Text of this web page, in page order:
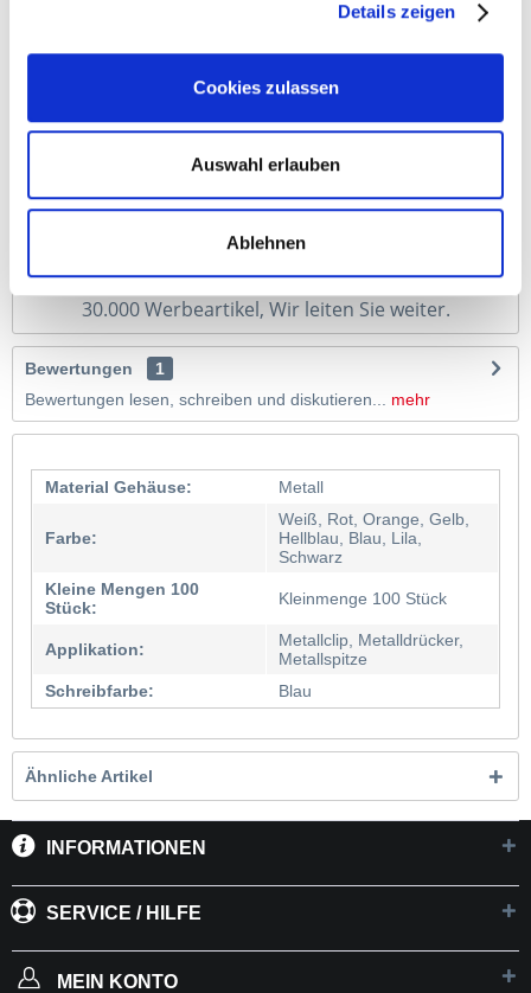
Details zeigen
Cookies zulassen
Auswahl erlauben
Ablehnen
Tassen, Taschen, Süßes, Nachhaltiges, Notizblöcke,
Schirme…
30.000 Werbeartikel, Wir leiten Sie weiter.
Bewertungen
1
Bewertungen lesen, schreiben und diskutieren...
mehr
Material Gehäuse: Metall
Farbe:
Weiß, Rot, Orange, Gelb,
Hellblau, Blau, Lila,
Schwarz
Kleine Mengen 100
Stück:
Kleinmenge 100 Stück
Applikation:
Metallclip, Metalldrücker,
Metallspitze
Schreibfarbe:
Blau
Ähnliche Artikel
INFORMATIONEN
SERVICE / HILFE
MEIN KONTO